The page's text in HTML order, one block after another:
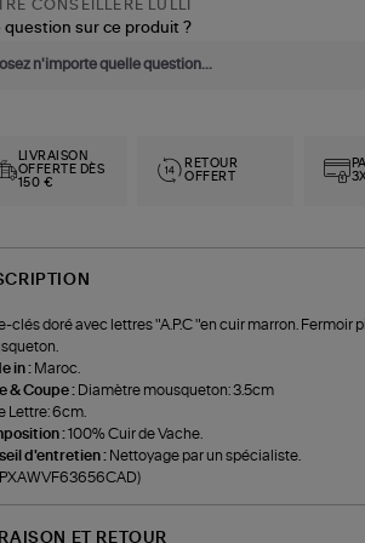
CONSEILLÈRE LULLI
question sur ce produit ?
LIVRAISON
OFFERTE DÈS
150 €
RETOUR
OFFERT
clés doré avec lettres "A.P.C "en cuir marron. Fermoir
in : Maroc.
& Coupe : Diamètre mousqueton: 3.5cm
Lettre: 6cm.
:100% Cuir de Vache.
d'entretien : Nettoyage par un spécialiste.
ET RETOUR